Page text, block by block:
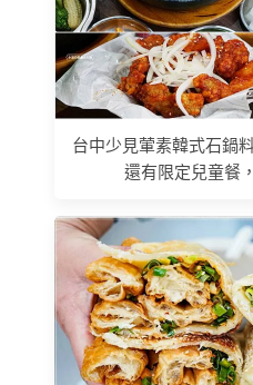
台中少見葷素韓式石鍋
還有限定兒童餐